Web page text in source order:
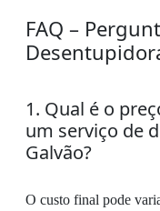
FAQ –
1. Qual é o
um serviço de
Galvão?
O custo final pode